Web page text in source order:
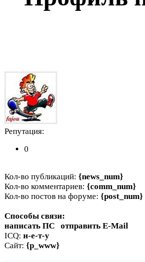
Репутация:
0
Кол-во публикаций: {news_num}
Кол-во комментариев: {comm_num}
Кол-во постов на форуме: {post_num}
Способы связи:
написать ПС отправить E-Mail
ICQ: н-е-т-у
Сайт: {p_www}